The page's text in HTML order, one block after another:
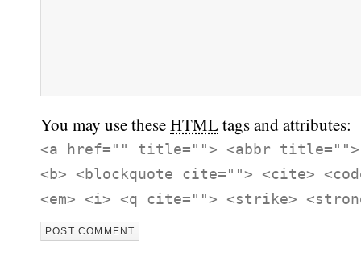
You may use theseHTMLtags and attributes:
<a href="" title=""> <abbr title="">
<b> <blockquote cite=""> <cite>
<em> <i> <q cite=""> <strike>